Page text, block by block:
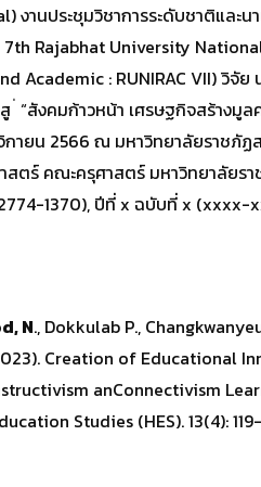
งานประชุมวิชาการระดับชาติและน
7th Rajabhat University
Academic : RUNIRAC VII) วิจัย
สังคมก้าวหน้า เศรษฐกิจสร้างมูล
กายน 2566 ณ มหาวิทยาลัยราชภั
สตร์ คณะครุศาสตร์ มหาวิทยาลัยร
1370), ปีที่ x ฉบับที่ x (xxxx-
N., Dokkulab P.,
Creation of Educational
anConnectivism
Studies (HES). 13(4): 119-